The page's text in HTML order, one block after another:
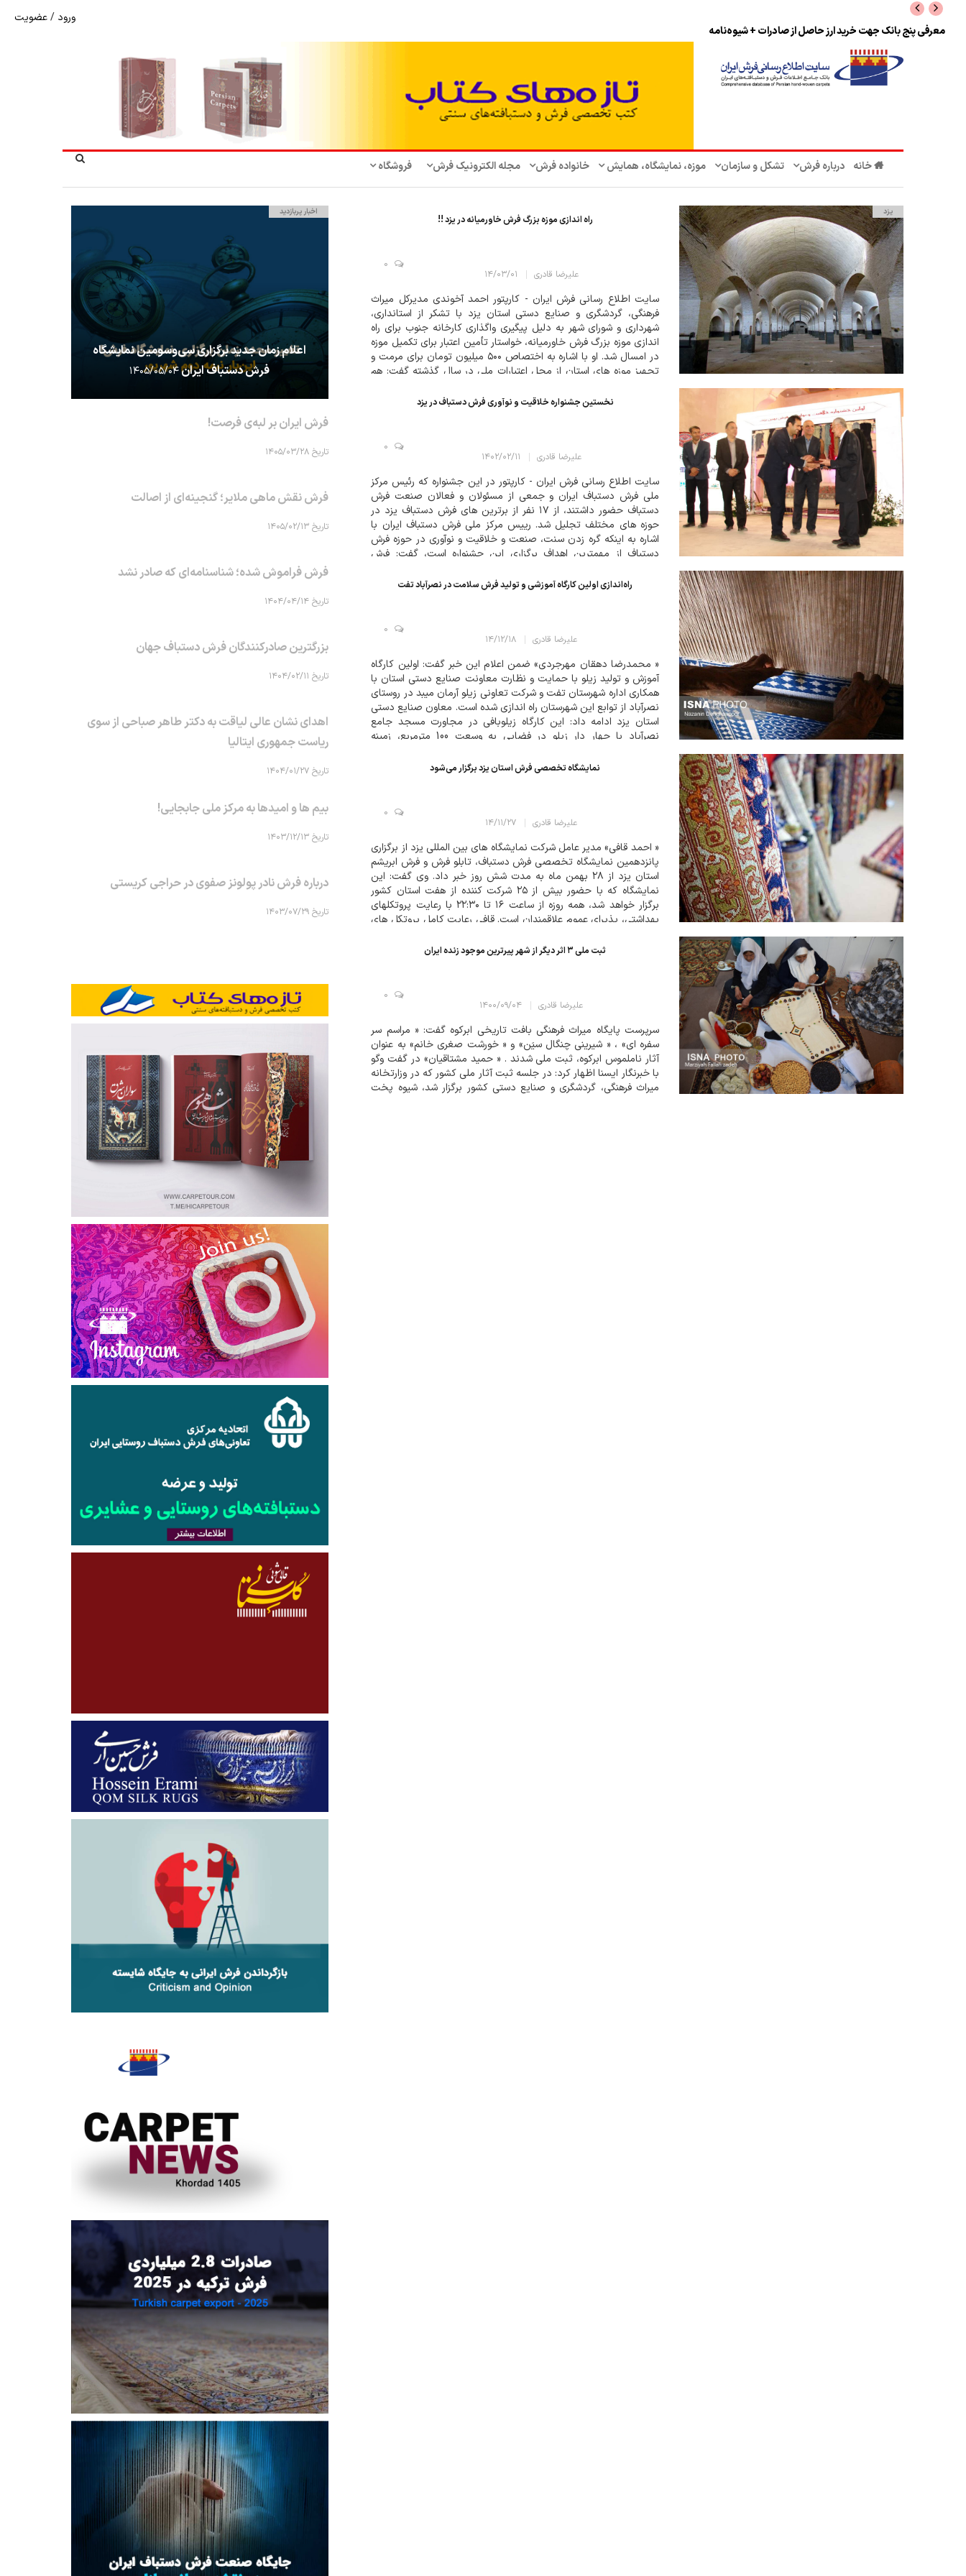
نرخ بازگشت ارز حاصل از صادرات + تکمیلی
ورود /عضویت
خانه درباره فرش تشکل‌ و سازمان‌ موزه، نمایشگاه، همایش‌ خانواده فرش مجله الکترونیک فرش فروشگاه
یزد
راه اندازی موزه بزرگ فرش خاورمیانه در یزد !!
علیرضا قادری ۱۴/۰۳/۰۱
0
سایت اطلاع رسانی فرش ایران - کارپتور احمد آخوندی مدیرکل میراث
فرهنگی، گردشگری و صنایع دستی استان یزد با تشکر از استانداری،
شهرداری و شورای شهر به دلیل پیگیری واگذاری کارخانه جنوب برای راه
اندازی موزه بزرگ فرش خاورمیانه، خواستار تأمین اعتبار برای تکمیل موزه
در امسال شد. او با اشاره به اختصاص ۵۰۰ میلیون تومان برای مرمت و
تجهیز موزه های استان از محل اعتبارات ملی در سال گذشته گفت: هم
نخستین جشنواره خلاقیت و نوآوری فرش دستباف در یزد
علیرضا قادری ۱۴۰۲/۰۲/۱۱
0
سایت اطلاع رسانی فرش ایران - کارپتور در این جشنواره که رئیس مرکز
ملی فرش دستباف ایران و جمعی از مسئولان و فعالان صنعت فرش
دستباف حضور داشتند، از ۱۷ نفر از برترین های فرش دستباف یزد در
حوزه های مختلف تجلیل شد. رییس مرکز ملی فرش دستباف ایران با
اشاره به اینکه گره زدن سنت، صنعت و خلاقیت و نوآوری در حوزه فرش
دستباف از مهمترین اهداف برگزاری این جشنواره است، گفت: فرش
راه‌اندازی اولین کارگاه آموزشی و تولید فرش سلامت در نصرآباد تفت
علیرضا قادری ۱۴/۱۲/۱۸
0
« محمدرضا دهقان مهرجردی» ضمن اعلام این خبر گفت: اولین کارگاه
آموزش و تولید زیلو با حمایت و نظارت معاونت صنایع دستی استان با
همکاری اداره شهرستان تفت و شرکت تعاونی زیلو آرمان میبد در روستای
نصرآباد از توابع این شهرستان راه اندازی شده است. معاون صنایع دستی
استان یزد ادامه داد: این کارگاه زیلوبافی در مجاورت مسجد جامع
نصرآباد با چهار دار زیلو در فضایی به وسعت 100 مترمربع، زمینه
نمایشگاه تخصصی فرش استان یزد برگزار می‌شود
علیرضا قادری ۱۴/۱۱/۲۷
0
« احمد قافی» مدیر عامل شرکت نمایشگاه های بین المللی یزد از برگزاری
پانزدهمین نمایشگاه تخصصی فرش دستباف، تابلو فرش و فرش ابریشم
استان یزد از ۲۸ بهمن ماه به مدت شش روز خبر داد. وی گفت: این
نمایشگاه که با حضور بیش از ۲۵ شرکت کننده از هفت استان کشور
برگزار خواهد شد، همه روزه از ساعت ۱۶ تا ۲۲:۳۰ با رعایت پروتکلهای
بهداشتی، پذیرای عموم علاقمندان است. قافی رعایت کامل پروتکل های
ثبت ملی ۳ اثر دیگر از شهر پیرترین موجود زنده ایران
علیرضا قادری ۱۴۰۰/۰۹/۰۴
0
سرپرست پایگاه میراث فرهنگی بافت تاریخی ابرکوه گفت: « مراسم سر
سفره ای» ، « شیرینی چنگال سیَن» و « خورشت صغری خانم» به عنوان
آثار ناملموس ابرکوه، ثبت ملی شدند . « حمید مشتاقیان» در گفت وگو
با خبرنگار ایسنا اظهار کرد: در جلسه ثبت آثار ملی کشور که در وزارتخانه
میراث فرهنگی، گردشگری و صنایع دستی کشور برگزار شد، شیوه پخت
اخبار پربازدید
اعلام زمان جدید برگزاری سی‌وسومین نمایشگاه
فرش دستباف ایران۱۴۰۵/۰۵/۰۴
فرش ایران بر لبه‌ی فرصت!
تاریخ ۱۴۰۵/۰۳/۲۸
فرش نقش ماهی‌ ملایر؛ گنجینه‌ای از اصالت
تاریخ ۱۴۰۵/۰۲/۱۳
فرش فراموش شده؛ شناسنامه‌ای که صادر نشد
تاریخ ۱۴۰۴/۰۴/۱۴
بزرگترین صادرکنندگان فرش دستباف جهان
تاریخ ۱۴۰۴/۰۲/۱۱
اهدای نشان عالی لیاقت به دکتر طاهر صباحی از سوی
ریاست جمهوری ایتالیا
تاریخ ۱۴۰۴/۰۱/۲۷
بیم ها و امیدها به مرکز ملی جابجایی!
تاریخ ۱۴۰۳/۱۲/۱۳
درباره فرش نادر پولونز صفوی در حراجی کریستی
تاریخ ۱۴۰۳/۰۷/۲۹